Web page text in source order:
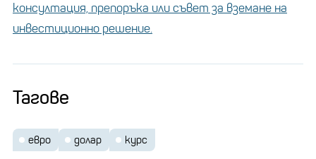
консултация, препоръка или съвет за вземане на
инвестиционно решение.
Тагове
евро долар курс